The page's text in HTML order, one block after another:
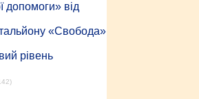
допомоги» від
«Свобода»
рівень